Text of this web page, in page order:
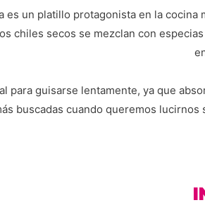
es un platillo protagonista en la
chiles secos se mezclan con
para guisarse lentamente, ya que
buscadas cuando queremos